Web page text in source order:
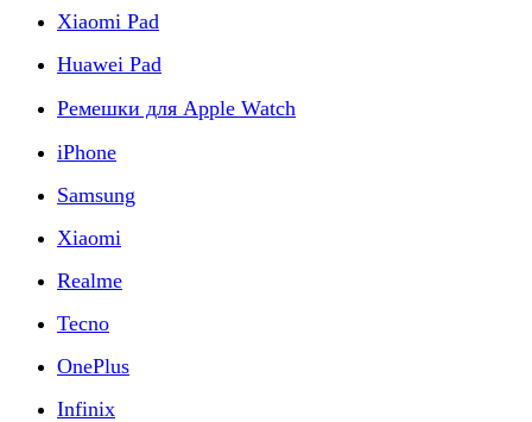
Xiaomi Pad
Huawei Pad
Ремешки для Apple Watch
iPhone
Samsung
Xiaomi
Realme
Tecno
OnePlus
Infinix